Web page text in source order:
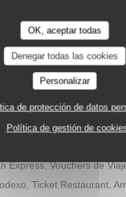
OK, aceptar todas
Denegar todas las cookies
Personalizar
de protección de datos
Política de gestión de
and european cars,
Climatización, Afterwork,
PAGO
Efectivo, Eurocard/
Apple Pay, Sin
Express, Vouchers de
Ticket Restaurant,